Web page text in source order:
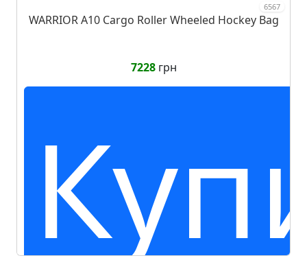
6567
WARRIOR A10 Cargo Roller Wheeled Hockey Bag
7228грн